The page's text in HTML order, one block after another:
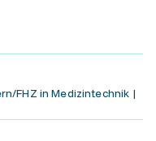
FHZ in Medizintechnik |